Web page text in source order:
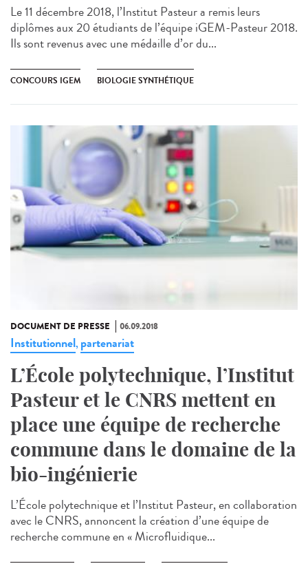
Le 11 décembre 2018, l’Institut Pasteur a remis leurs
diplômes aux 20 étudiants de l’équipe iGEM-Pasteur 2018.
Ils sont revenus avec une médaille d’or du...
CONCOURS IGEM BIOLOGIE SYNTHÉTIQUE
DOCUMENT DE PRESSE 06.09.2018
Institutionnel, partenariat
L’École polytechnique, l’Institut
Pasteur et le CNRS mettent en
place une équipe de recherche
commune dans le domaine de la
bio-ingénierie
L’École polytechnique et l’Institut Pasteur, en collaboration
avec le CNRS, annoncent la création d’une équipe de
recherche commune en « Microfluidique...